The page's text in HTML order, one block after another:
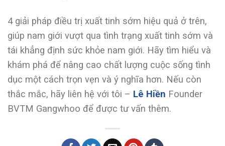
4 giải pháp điều trị xuất tinh sớm hiệu quả ở trên,
giúp nam giới vượt qua tình trạng xuất tinh sớm và
tái khẳng định sức khỏe nam giới. Hãy tìm hiểu và
khám phá để nâng cao chất lượng cuộc sống tình
dục một cách trọn vẹn và ý nghĩa hơn. Nếu còn
thắc mắc, hãy liên hệ với tôi – Lê Hiền Founder
BVTM Gangwhoo để được tư vấn thêm.